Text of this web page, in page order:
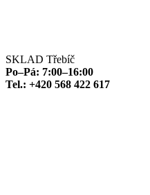
SKLAD Třebíč
Po–Pá: 7:00–16:00
Tel.: +420 568 422 617